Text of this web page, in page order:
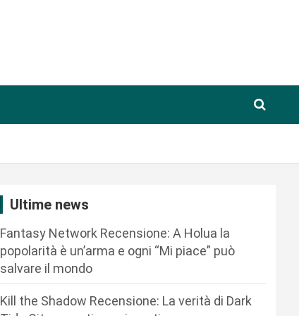
Ultime news
Fantasy Network Recensione: A Holua la
popolarità è un’arma e ogni “Mi piace” può
salvare il mondo
Kill the Shadow Recensione: La verità di Dark